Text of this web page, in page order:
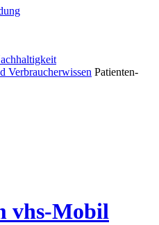
Verbraucherwissen Patienten-
vhs-Mobil